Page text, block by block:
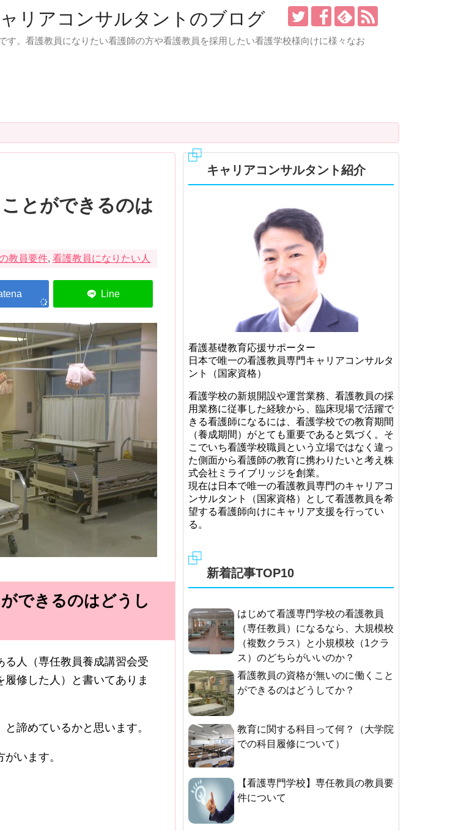
リアコンサルタントのブログ
。看護教員になりたい看護師の方や看護教員を採用したい看護学校様向けに様々なお
とができるのは
教員要件, 看護教員になりたい人
できるのはどうし
人（専任教員養成講習会受
修した人）と書いてありま
諦めているかと思います。
います。
キャリアコンサルタント紹介
看護基礎教育応援サポーター
日本で唯一の看護教員専門キャリアコンサルタ
ント（国家資格）
看護学校の新規開設や運営業務、看護教員の採
用業務に従事した経験から、臨床現場で活躍で
きる看護師になるには、看護学校での教育期間
（養成期間）がとても重要であると気づく。そ
こでいち看護学校職員という立場ではなく違っ
た側面から看護師の教育に携わりたいと考え株
式会社ミライブリッジを創業。
現在は日本で唯一の看護教員専門のキャリアコ
ンサルタント（国家資格）として看護教員を希
望する看護師向けにキャリア支援を行ってい
る。
新着記事TOP10
はじめて看護専門学校の看護教員
（専任教員）になるなら、大規模校
（複数クラス）と小規模校（1クラ
ス）のどちらがいいのか？
看護教員の資格が無いのに働くこと
ができるのはどうしてか？
教育に関する科目って何？（大学院
での科目履修について）
【看護専門学校】専任教員の教員要
件について